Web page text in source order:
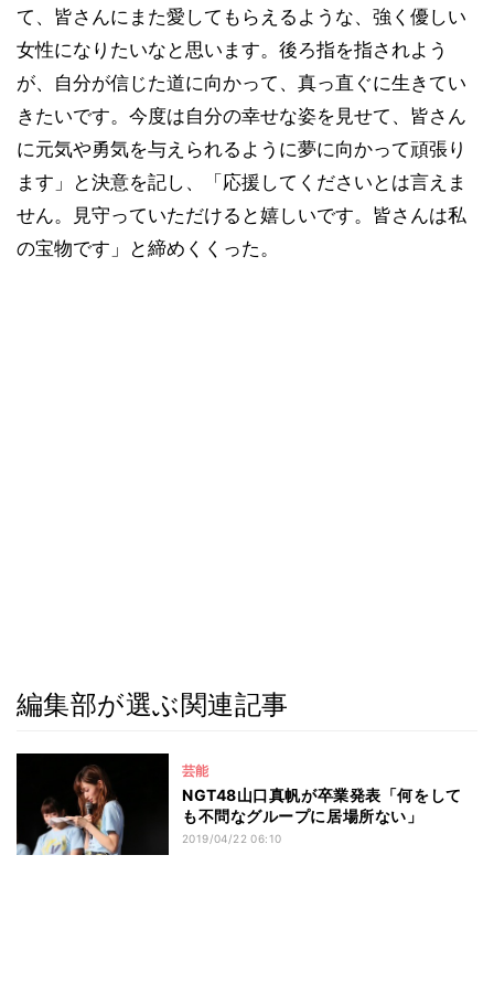
て、皆さんにまた愛してもらえるような、強く優しい
女性になりたいなと思います。後ろ指を指されよう
が、自分が信じた道に向かって、真っ直ぐに生きてい
きたいです。今度は自分の幸せな姿を見せて、皆さん
に元気や勇気を与えられるように夢に向かって頑張り
ます」と決意を記し、「応援してくださいとは言えま
せん。見守っていただけると嬉しいです。皆さんは私
の宝物です」と締めくくった。
編集部が選ぶ関連記事
芸能
NGT48山口真帆が卒業発表「何をして
も不問なグループに居場所ない」
2019/04/22 06:10